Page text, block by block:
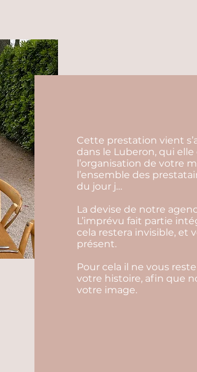
Cette prestation vient
dans le Luberon, qui
l’organisation de votre
l’ensemble des
du jour j…
La devise de notre
L’imprévu fait partie
cela restera invisible, et
présent.
Pour cela il ne vous
votre histoire, afin que
votre image.